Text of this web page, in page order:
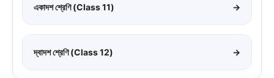
একাদশ শ্রেণি (Class 11) →
দ্বাদশ শ্রেণি (Class 12) →